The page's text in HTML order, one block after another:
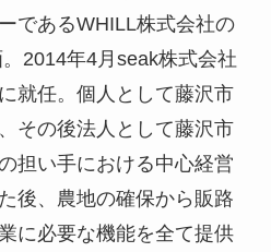
CRAFTED カタパルト」